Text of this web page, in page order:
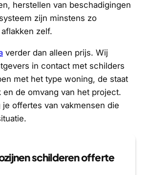
herstellen van beschadigingen
zijn minstens zo
zelf.
verder dan alleen prijs. Wij
in contact met schilders
met het type woning, de staat
de omvang van het project.
je offertes van vakmensen die